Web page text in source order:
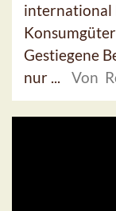
Gestiegene
nur ...
Von